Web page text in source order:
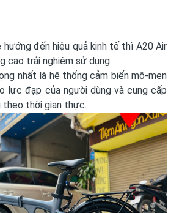
hướng đến hiệu quả kinh tế thì A20 Air
cao trải nghiệm sử dụng.
nhất là hệ thống cảm biến mô-men
lực đạp của người dùng và cung cấp
thời gian thực.